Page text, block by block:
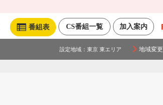
加入案内
CS番組一覧
番組表
設定地域： 東京 東エリア 地域変更